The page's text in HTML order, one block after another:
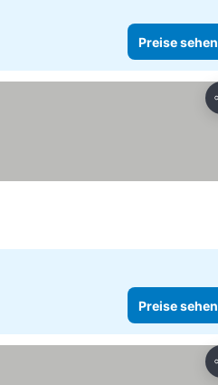
Preise sehen
Preise sehen